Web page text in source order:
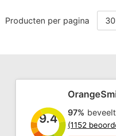
Producten per pagina
9.4 97%
(1152